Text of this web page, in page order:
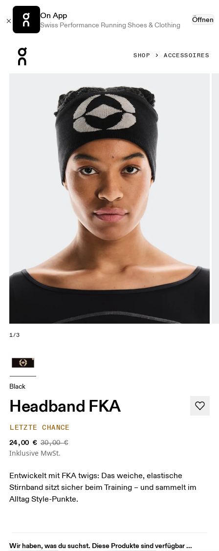
On App
Swiss Performance Running Shoes & Clothing
Öffnen
SHOP ACCESSOIRES
1/3
Black
Headband FKA
LETZTE CHANCE
24,00 € 30,00 €
Inklusive MwSt.
Entwickelt mit FKA twigs: Das weiche, elastische
Stirnband sitzt sicher beim Training – und sammelt im
Alltag Style-Punkte.
Wir haben, was du suchst. Diese Produkte sind verfügbar ...